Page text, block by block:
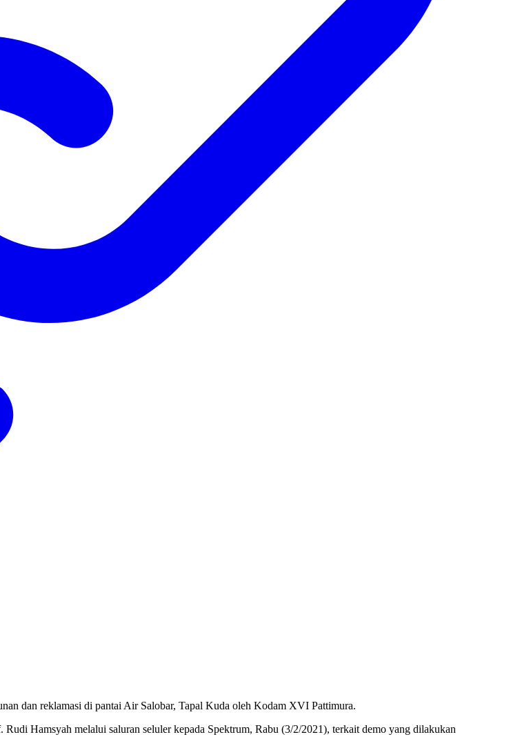
dan reklamasi di pantai Air Salobar, Tapal Kuda oleh Kodam XVI Pattimura.
Hamsyah melalui saluran seluler kepada Spektrum, Rabu (3/2/2021), terkait demo yang dilakukan